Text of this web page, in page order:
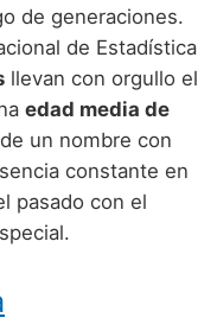
por K
por L
por M
por N
por O
por P
de generaciones.
de Estadística
llevan con orgullo el
edad media de
un nombre con
constante en
pasado con el